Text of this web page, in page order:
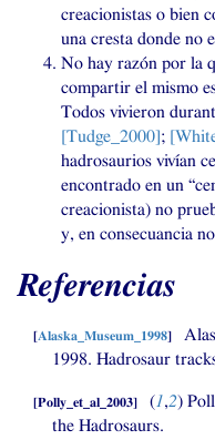
creacionistas o bien
una cresta donde no
No hay razón por la
compartir el mismo
Todos vivieron
[Tudge_2000];
hadrosaurios vivían
encontrado en un
creacionista) no
y, en consecuancia
Referencias
[Alaska_Museum_1998]
1998. Hadrosaur
[Polly_et_al_2003] (1,2)
the Hadrosaurs.